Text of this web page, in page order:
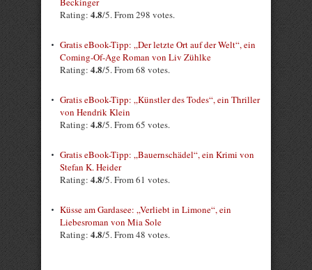
Rating: 4.8/5. From 298 votes.
Gratis eBook-Tipp: „Der letzte Ort auf der Welt“, ein
Coming-Of-Age Roman von Liv Zühlke
Rating: 4.8/5. From 68 votes.
Gratis eBook-Tipp: „Künstler des Todes“, ein Thriller
von Hendrik Klein
Rating: 4.8/5. From 65 votes.
Gratis eBook-Tipp: „Bauernschädel“, ein Krimi von
Stefan K. Heider
Rating: 4.8/5. From 61 votes.
Küsse am Gardasee: „Verliebt in Limone“, ein
Liebesroman von Mia Sole
Rating: 4.8/5. From 48 votes.